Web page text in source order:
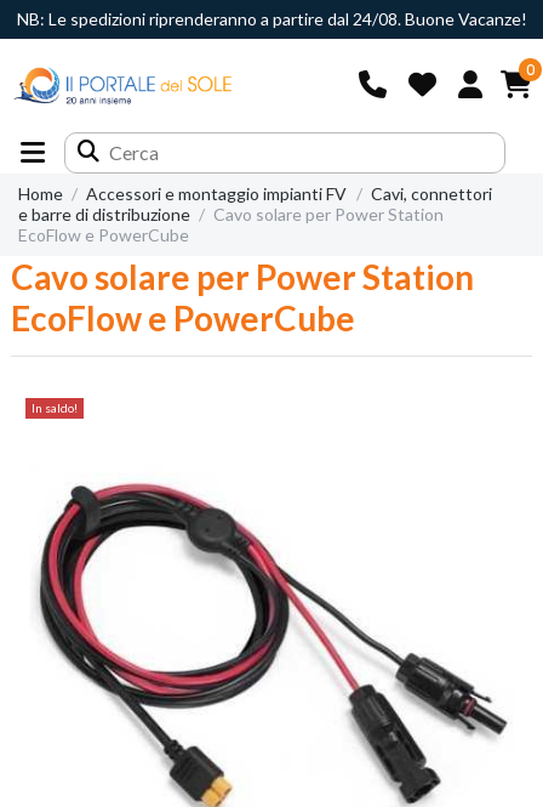
NB: Le spedizioni riprenderanno a partire dal 24/08. Buone Vacanze!
0
Home Accessori e montaggio impianti FV
Cavi, connettori
e barre di distribuzione
Cavo solare per Power Station
EcoFlow e PowerCube
Cavo solare per Power Station
EcoFlow e PowerCube
In saldo!